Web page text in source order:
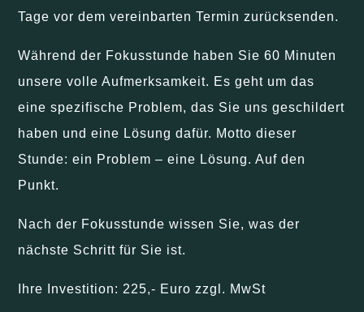
Tage vor dem vereinbarten Termin zurücksenden.
Während der Fokusstunde haben Sie 60 Minuten
unsere volle Aufmerksamkeit. Es geht um das
eine spezifische Problem, das Sie uns geschildert
haben und eine Lösung dafür. Motto dieser
Stunde: ein Problem – eine Lösung. Auf den
Punkt.
Nach der Fokusstunde wissen Sie, was der
nächste Schritt für Sie ist.
Ihre Investition: 225,- Euro zzgl. MwSt